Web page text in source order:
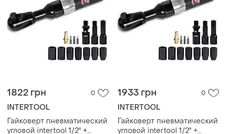
1822 грн 0
INTERTOOL
Гайковерт пневматический
угловой intertool 1/2" +
1933 грн 0
INTERTOOL
Гайковерт пневматический
угловой intertool 1/2" +